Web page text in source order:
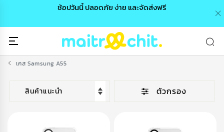
ช้อปวันนี้ ปลอดภัย ง่าย และจัดส่งฟรี
เคส Samsung A55
ตัวกรอง